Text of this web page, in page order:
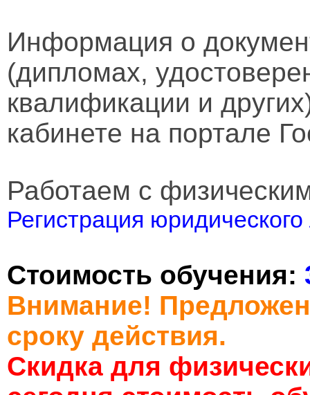
Информация о
(дипломах,
квалификации и
кабинете на портале
Работаем с
Регистрация
Стоимость обучения:
Внимание!
сроку действия.
Скидка для